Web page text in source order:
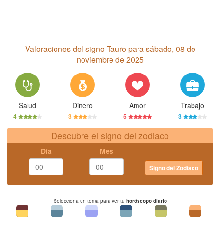
Valoraciones del signo Tauro para sábado, 08 de
noviembre de 2025
Salud
4
Dinero
3
Amor
5
Trabajo
3
Descubre el signo del zodiaco
Día Mes
Signo del Zodiaco
Selecciona un tema para ver tu horóscopo diario